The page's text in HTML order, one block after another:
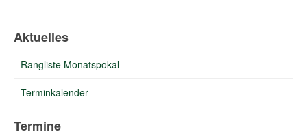
Aktuelles
Rangliste Monatspokal
Terminkalender
Termine